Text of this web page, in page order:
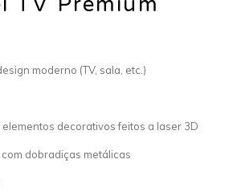
moderno (TV, sala, etc.)
decorativos feitos a laser 3D
dobradiças metálicas